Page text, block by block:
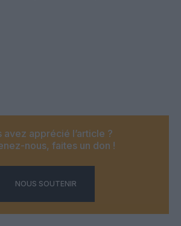
avez apprécié l’article ?
nous, faites un don !
NOUS SOUTENIR